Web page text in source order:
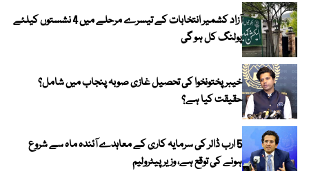
آزاد کشمیر انتخابات کے تیسرے مرحلے میں 4 نشستوں کیلئے
پولنگ کل ہو گی
خیبر پختونخوا کی تحصیل غازی صوبہ پنجاب میں شامل؟
حقیقت کیا ہے؟
5 ارب ڈالر کی سرمایہ کاری کے معاہدے آئندہ ماہ سے شروع
ہونے کی توقع ہے، وزیر پیٹرولیم